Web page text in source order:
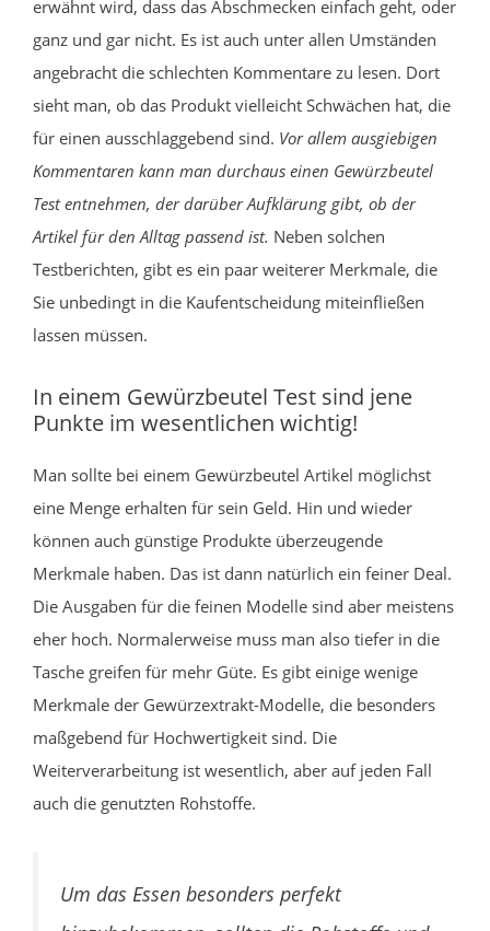
erwähnt wird, dass das Abschmecken einfach geht, oder
ganz und gar nicht. Es ist auch unter allen Umständen
angebracht die schlechten Kommentare zu lesen. Dort
sieht man, ob das Produkt vielleicht Schwächen hat, die
für einen ausschlaggebend sind. Vor allem ausgiebigen
Kommentaren kann man durchaus einen Gewürzbeutel
Test entnehmen, der darüber Aufklärung gibt, ob der
Artikel für den Alltag passend ist. Neben solchen
Testberichten, gibt es ein paar weiterer Merkmale, die
Sie unbedingt in die Kaufentscheidung miteinfließen
lassen müssen.
In einem Gewürzbeutel Test sind jene
Punkte im wesentlichen wichtig!
Man sollte bei einem Gewürzbeutel Artikel möglichst
eine Menge erhalten für sein Geld. Hin und wieder
können auch günstige Produkte überzeugende
Merkmale haben. Das ist dann natürlich ein feiner Deal.
Die Ausgaben für die feinen Modelle sind aber meistens
eher hoch. Normalerweise muss man also tiefer in die
Tasche greifen für mehr Güte. Es gibt einige wenige
Merkmale der Gewürzextrakt-Modelle, die besonders
maßgebend für Hochwertigkeit sind. Die
Weiterverarbeitung ist wesentlich, aber auf jeden Fall
auch die genutzten Rohstoffe.
Um das Essen besonders perfekt